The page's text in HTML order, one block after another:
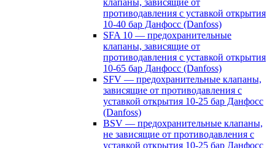
клапаны, зависящие от
противодавления с уставкой открытия
10-40 бар Данфосс (Danfoss)
SFA 10 — предохранительные
клапаны, зависящие от
противодавления с уставкой открытия
10-65 бар Данфосс (Danfoss)
SFV — предохранительные клапаны,
зависящие от противодавления с
уставкой открытия 10-25 бар Данфосс
(Danfoss)
BSV — предохранительные клапаны,
не зависящие от противодавления с
уставкой открытия 10-25 бар Данфосс